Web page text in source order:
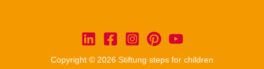
Copyright © 2026 Stiftung steps for children